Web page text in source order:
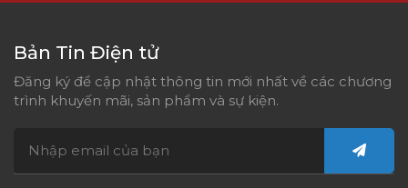
Bản Tin Điện tử
Đăng ký để cập nhật thông tin mới nhất về các chương
trình khuyến mãi, sản phẩm và sự kiện.